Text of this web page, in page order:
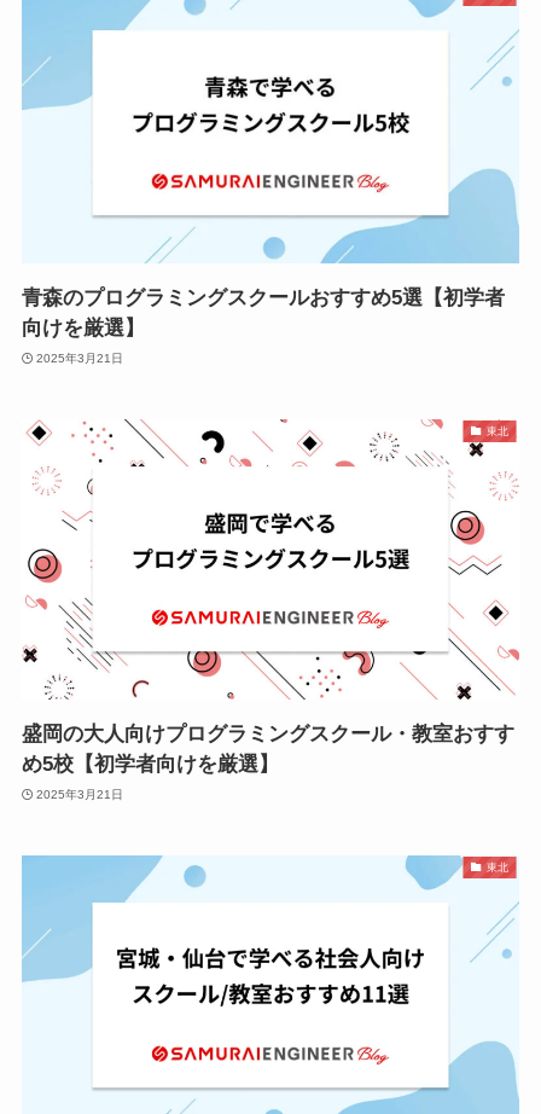
青森のプログラミングスクールおすすめ5選【初学者
向けを厳選】
2025年3月21日
東北
盛岡の大人向けプログラミングスクール・教室おすす
め5校【初学者向けを厳選】
2025年3月21日
東北